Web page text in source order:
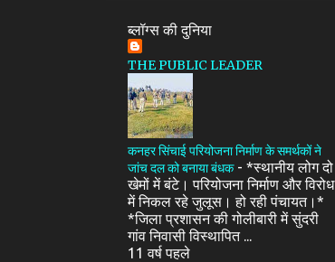
ब्लॉग्स की दुनिया
THE PUBLIC LEADER
कनहर सिंचाई परियोजना निर्माण के समर्थकों ने
जांच दल को बनाया बंधक - *स्थानीय लोग दो
खेमों में बंटे। परियोजना निर्माण और विरोध
में निकल रहे जुलूस। हो रही पंचायत।*
*जिला प्रशासन की गोलीबारी में सुंदरी
गांव निवासी विस्थापित ...
11 वर्ष पहले